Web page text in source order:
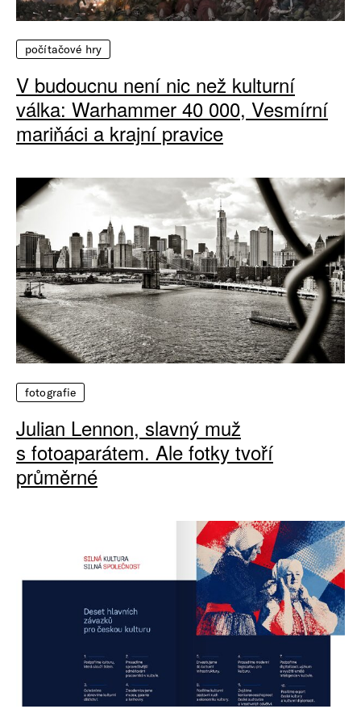
počítačové hry
V budoucnu není nic než kulturní
válka: Warhammer 40 000, Vesmírní
mariňáci a krajní pravice
fotografie
Julian Lennon, slavný muž
s fotoaparátem. Ale fotky tvoří
průměrné